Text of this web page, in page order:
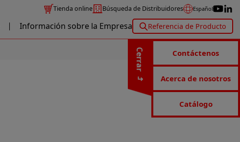
Tienda online Búsqueda de Distribuidores Español
Información sobre la Empresa Referencia de Producto
Cerrar Contáctenos
Acerca de nosotros
Catálogo